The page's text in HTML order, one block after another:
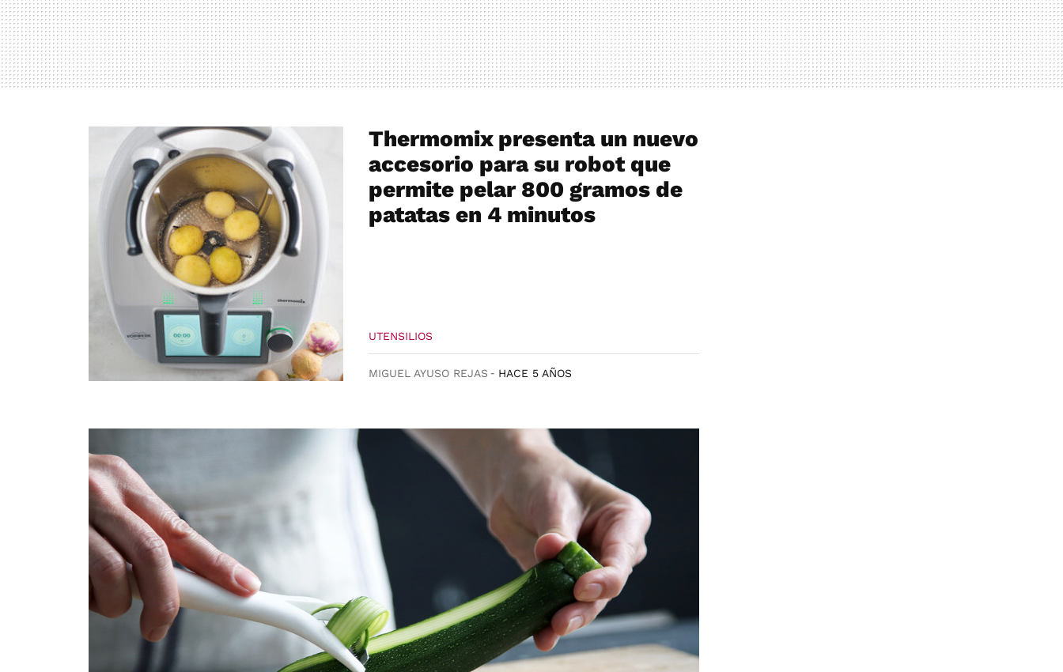
Thermomix presenta un nuevo
accesorio para su robot que
permite pelar 800 gramos de
patatas en 4 minutos
UTENSILIOS
MIGUEL AYUSO REJAS HACE 5 AÑOS